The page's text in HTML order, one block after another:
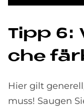
Tipp 6:
che
Hier gilt
muss! Saugen